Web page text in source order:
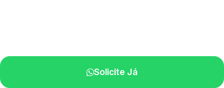
Solicite Já